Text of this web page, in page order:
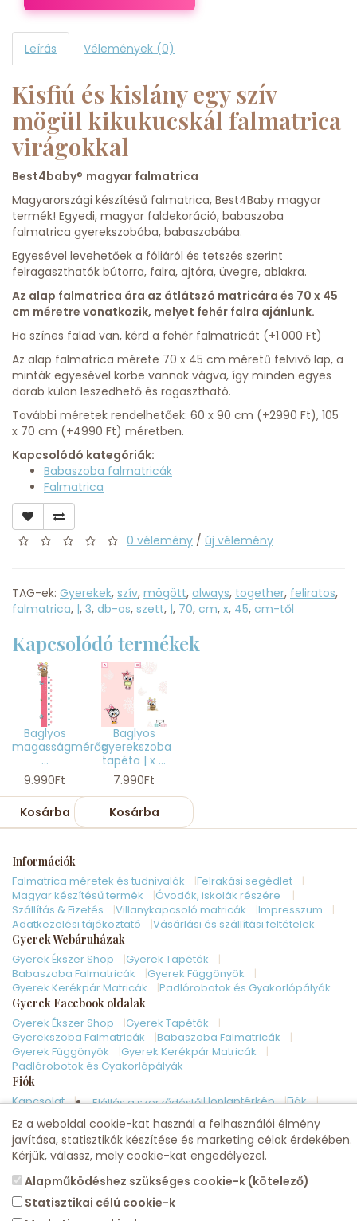
Leírás Vélemények (0)
Kisfiú és kislány egy szív
mögül kikukucskál falmatrica
virágokkal
Best4baby® magyar falmatrica
Magyarországi készítésű falmatrica, Best4Baby magyar
termék! Egyedi, magyar faldekoráció, babaszoba
falmatrica gyerekszobába, babaszobába.
Egyesével levehetőek a fóliáról és tetszés szerint
felragaszthatók bútorra, falra, ajtóra, üvegre, ablakra.
Az alap falmatrica ára az átlátszó matricára és 70 x 45
cm méretre vonatkozik, melyet fehér falra ajánlunk.
Ha színes falad van, kérd a fehér falmatricát (+1.000 Ft)
Az alap falmatrica mérete 70 x 45 cm méretű felvivő lap, a
minták egyesével körbe vannak vágva, így minden egyes
darab külön leszedhető és ragasztható.
További méretek rendelhetőek: 60 x 90 cm (+2990 Ft), 105
x 70 cm (+4990 Ft) méretben.
Kapcsolódó kategóriák:
Babaszoba falmatricák
Falmatrica
0 vélemény / új vélemény
TAG-ek: Gyerekek, szív, mögött, always, together, feliratos,
falmatrica, |, 3, db-os, szett, |, 70, cm, x, 45, cm-től
Kapcsolódó termékek
Baglyos
magasságmérős
...
9.990Ft
Kosárba
Baglyos
gyerekszoba
tapéta | x ...
7.990Ft
Kosárba
Információk
Falmatrica méretek és tudnivalók
Felrakási segédlet
Magyar készítésű termék
Óvodák, iskolák részére
Szállítás & Fizetés
Villanykapcsoló matricák
Impresszum
Adatkezelési tájékoztató
Vásárlási és szállítási feltételek
Gyerek Webáruházak
Gyerek Ékszer Shop
Gyerek Tapéták
Babaszoba Falmatricák
Gyerek Függönyök
Gyerek Kerékpár Matricák
Padlórobotok és Gyakorlópályák
Gyerek Facebook oldalak
Gyerek Ékszer Shop
Gyerek Tapéták
Gyerekszoba Falmatricák
Babaszoba Falmatricák
Gyerek Függönyök
Gyerek Kerékpár Matricák
Padlórobotok és Gyakorlópályák
Fiók
Kapcsolat
Elállás a szerződéstőlHonlaptérkép
Fiók
Rendelés követés
Kívánságlista Hírlevél
Gyerekszoba Falmatrica Shop
Ez a weboldal cookie-kat használ a felhasználói élmény
javítása, statisztikák készítése és marketing célok érdekében.
Kérjük, válassz, mely cookie-kat engedélyezel.
Alapműködéshez szükséges cookie-k (kötelező)
Statisztikai célú cookie-k